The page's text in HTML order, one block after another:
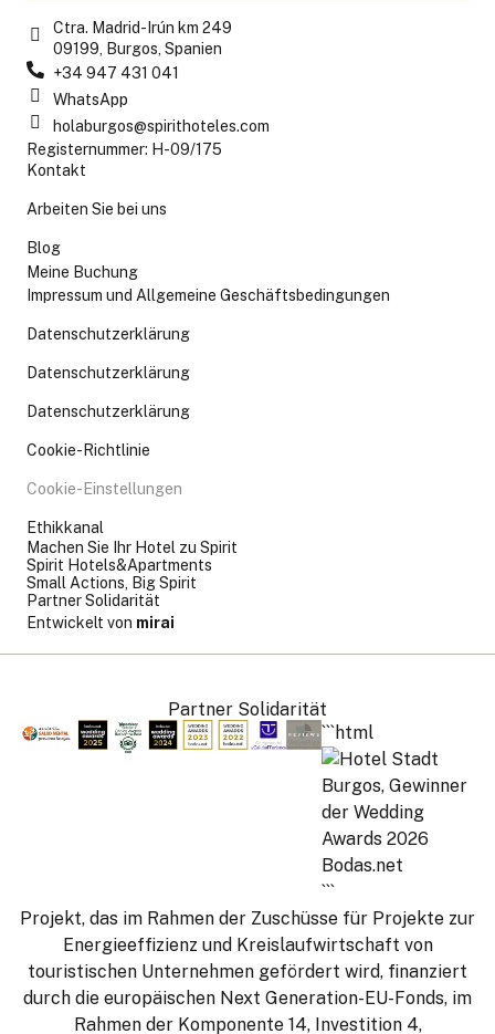
Ctra. Madrid-Irún km 249
09199, Burgos, Spanien
+34 947 431 041
WhatsApp
holaburgos@spirithoteles.com
Registernummer: H-09/175
Kontakt
Arbeiten Sie bei uns
Blog
Meine Buchung
Impressum und Allgemeine Geschäftsbedingungen
Datenschutzerklärung
Datenschutzerklärung
Datenschutzerklärung
Cookie-Richtlinie
Cookie-Einstellungen
Ethikkanal
Machen Sie Ihr Hotel zu Spirit
Spirit Hotels&Apartments
Small Actions, Big Spirit
Partner Solidarität
Entwickelt von mirai
Partner Solidarität
```html
```
Projekt, das im Rahmen der Zuschüsse für Projekte zur
Energieeffizienz und Kreislaufwirtschaft von
touristischen Unternehmen gefördert wird, finanziert
durch die europäischen Next Generation-EU-Fonds, im
Rahmen der Komponente 14, Investition 4,